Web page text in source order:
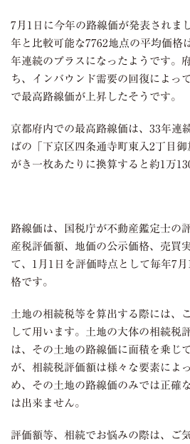
7月 1 日に今年の路線価が発表されま
年と比較可能な7762地点の平均価格
年連続のプラスになったようです。
ち、インバウンド需要の回復によっ
で最高路線価が上昇したそうです。
京都府内での最高路線価は、 33年連
ばの「下京区四条通寺町東入2丁目御
がき一枚あたりに換算すると約1 万
路線価は、国税庁が不動産鑑定士の
産税評価額、地価の公示価格、売買
て、 1 月 1 日を評価時点として毎年7 月 1
格です。
土地の相続税等を算出する際には、
して用います。土地の大体の相続税
は、その土地の路線価に面積を乗じ
が、相続税評価額は様々な要素によ
め、その土地の路線価のみでは正確
は出来ません。
評価額等、相続でお悩みの際は、ご